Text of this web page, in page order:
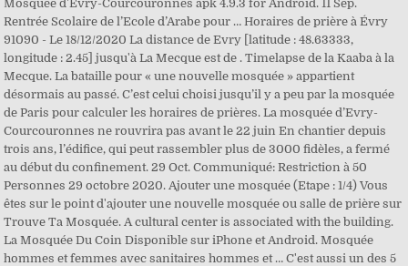
Mosquée d'Évry-Courcouronnes apk 4.9.3 for Android. 11 Sep.
Rentrée Scolaire de l’Ecole d’Arabe pour … Horaires de prière à Évry
91090 - Le 18/12/2020 La distance de Evry [latitude : 48.63333,
longitude : 2.45] jusqu'à La Mecque est de . Timelapse de la Kaaba à la
Mecque. La bataille pour « une nouvelle mosquée » appartient
désormais au passé. C’est celui choisi jusqu’il y a peu par la mosquée
de Paris pour calculer les horaires de prières. La mosquée d’Evry-
Courcouronnes ne rouvrira pas avant le 22 juin En chantier depuis
trois ans, l’édifice, qui peut rassembler plus de 3000 fidèles, a fermé
au début du confinement. 29 Oct. Communiqué: Restriction à 50
Personnes 29 octobre 2020. Ajouter une mosquée (Etape : 1/4) Vous
êtes sur le point d'ajouter une nouvelle mosquée ou salle de prière sur
Trouve Ta Mosquée. A cultural center is associated with the building.
La Mosquée Du Coin Disponible sur iPhone et Android. Mosquée
hommes et femmes avec sanitaires hommes et … C'est aussi un des 5